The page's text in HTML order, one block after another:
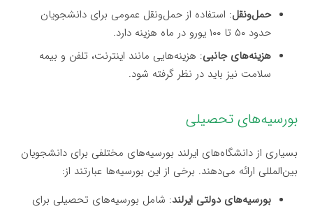
حمل‌ونقل: استفاده از حمل‌ونقل عمومی برای دانشجویان
حدود ۵۰ تا ۱۰۰ یورو در ماه هزینه دارد.
هزینه‌های جانبی: هزینه‌هایی مانند اینترنت، تلفن و بیمه
سلامت نیز باید در نظر گرفته شود.
بورسیه‌های تحصیلی
بسیاری از دانشگاه‌های ایرلند بورسیه‌های مختلفی برای دانشجویان
بین‌المللی ارائه می‌دهند. برخی از این بورسیه‌ها عبارتند از:
بورسیه‌های دولتی ایرلند: شامل بورسیه‌های تحصیلی برای